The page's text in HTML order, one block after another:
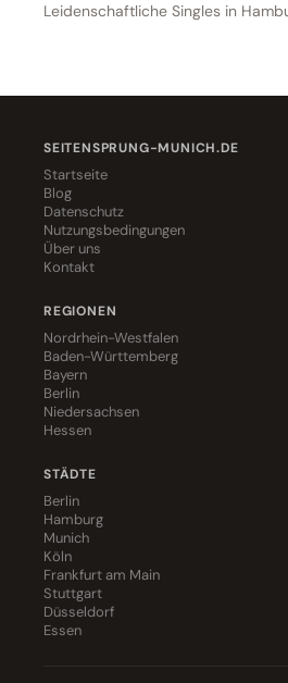
Leidenschaftliche Singles in
SEITENSPRUNG-MUNICH.DE
Startseite
Blog
Datenschutz
Nutzungsbedingungen
Über uns
Kontakt
REGIONEN
Nordrhein-Westfalen
Baden-Württemberg
Bayern
Berlin
Niedersachsen
Hessen
STÄDTE
Berlin
Hamburg
Munich
Köln
Frankfurt am Main
Stuttgart
Düsseldorf
Essen